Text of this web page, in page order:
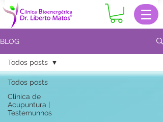
BLOG
Todos posts
Clinica de
Acupuntura |
Testemunhos
Todos posts